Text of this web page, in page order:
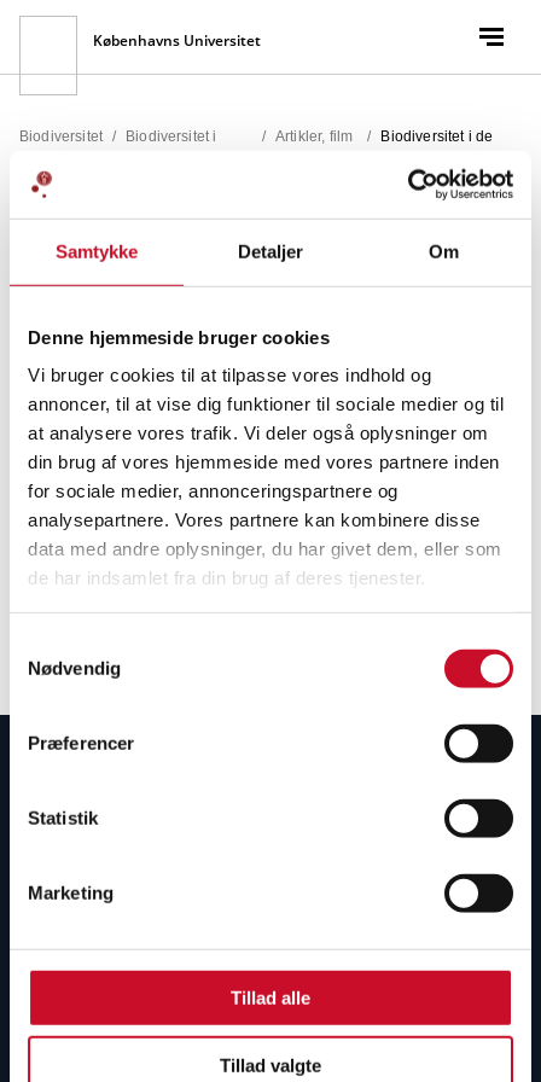
Samtykke Detaljer Om
Denne hjemmeside bruger cookies
Vi bruger cookies til at tilpasse vores indhold og
annoncer, til at vise dig funktioner til sociale medier og til
at analysere vores trafik. Vi deler også oplysninger om
din brug af vores hjemmeside med vores partnere inden
for sociale medier, annonceringspartnere og
analysepartnere. Vores partnere kan kombinere disse
data med andre oplysninger, du har givet dem, eller som
de har indsamlet fra din brug af deres tjenester.
Nødvendig
Præferencer
Statistik
Marketing
Tillad alle
Tillad valgte
Københavns Universitet
Biodiversitet /
Biodiversitet i
/ Artikler, film
/
Biodiversitet i de
Biodiversitet i de
danske skove
ARTIKEL
Artiklen handler om biodiversitet i de danske skove.
Det er den fjerde artikel i Biofag særnummeret
Biodiversitet – Arter, gener og økosystemer
udgivet i
2023.
Højgård Petersen og Emma Emilie Andersen.
her.
Nyheder
YouTube
Hvem er vi?